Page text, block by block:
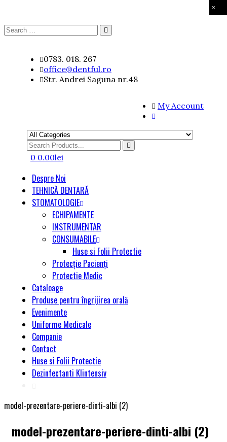
×
Search
content
0783. 018. 267
office@dentful.ro
Str. Andrei Saguna nr.48
My Account
Search
for
0 0.00lei
Despre Noi
TEHNICĂ DENTARĂ
STOMATOLOGIE
ECHIPAMENTE
INSTRUMENTAR
CONSUMABILE
Huse si Folii Protectie
Protecție Pacienți
Protectie Medic
Cataloage
Produse pentru îngrijirea orală
Evenimente
Uniforme Medicale
Companie
Contact
Huse si Folii Protectie
Dezinfectanti Klintensiv
model-prezentare-periere-dinti-albi (2)
model-prezentare-periere-dinti-albi (2)